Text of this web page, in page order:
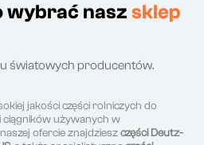
wybrać nasz sklep
światowych producentów.
jakości części rolniczych do
używanych w
ofercie znajdzieszczęści Deutz-